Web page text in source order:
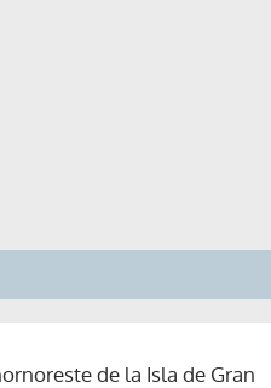
de la Isla de Gran